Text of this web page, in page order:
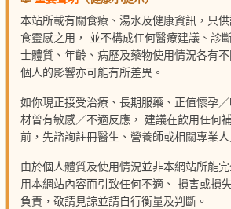
本站所載有關食療、湯水及健康資訊，只
食靈感之用， 並不構成任何醫療建議、診
士體質、年齡、病歷及藥物使用情況各有
個人的影響亦可能有所差異。
如你現正接受治療、長期服藥、正值懷孕
材曾有敏感／不適反應， 建議在飲用任何
前，先諮詢註冊醫生、營養師或相關專業人
由於個人體質及使用情況並非本網站所能
用本網站內容而引致任何不適、 損害或損
負責，敬請見諒並請自行衡量及判斷。